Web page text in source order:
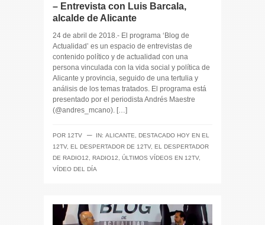
– Entrevista con Luis Barcala,
alcalde de Alicante
24 de abril de 2018.- El programa ‘Blog de
Actualidad’ es un espacio de entrevistas de
contenido político y de actualidad con una
persona vinculada con la vida social y política de
Alicante y provincia, seguido de una tertulia y
análisis de los temas tratados. El programa está
presentado por el periodista Andrés Maestre
(@andres_mcano). […]
POR 12TV ─ IN: ALICANTE, DESTACADO HOY EN EL
12TV, EL DESPERTADOR DE 12TV, EL DESPERTADOR
DE RADIO12, RADIO12, ÚLTIMOS VÍDEOS EN 12TV,
VÍDEO DEL DÍA